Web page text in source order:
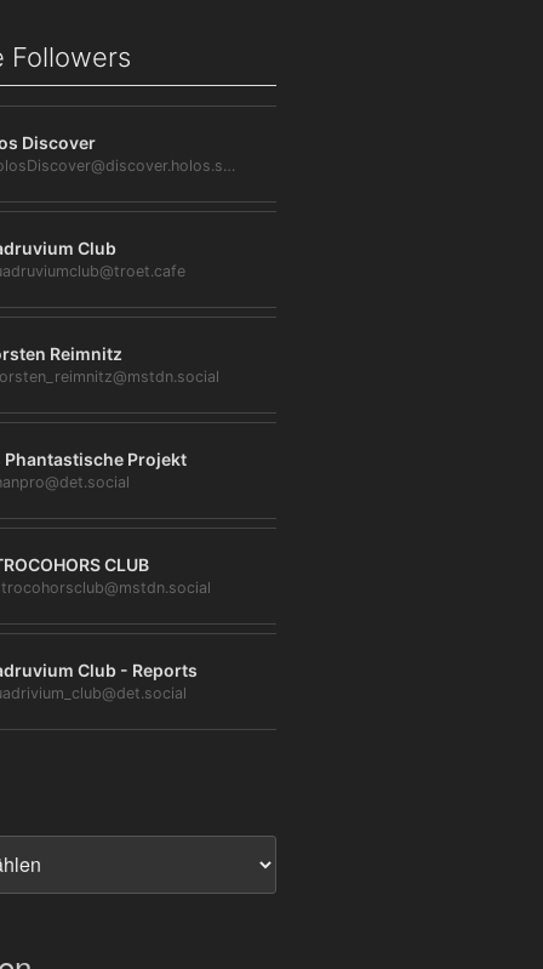
Followers
Discover
@HolosDiscover@discover.holos.social
Club
Reimnitz
Phantastische Projekt
CLUB
Club - Reports